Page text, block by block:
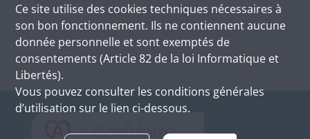
Ce site utilise des cookies techniques nécessaires à
son bon fonctionnement. Ils ne contiennent aucune
donnée personnelle et sont exemptés de
consentements (Article 82 de la loi Informatique et
Libertés).
Vous pouvez consulter les conditions générales
d’utilisation sur le lien ci-dessous.